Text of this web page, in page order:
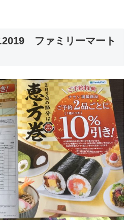
2019 ファミリーマート